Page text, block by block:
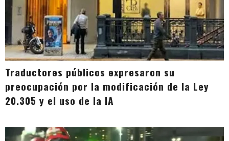
Traductores públicos expresaron su
preocupación por la modificación de la Ley
20.305 y el uso de la IA